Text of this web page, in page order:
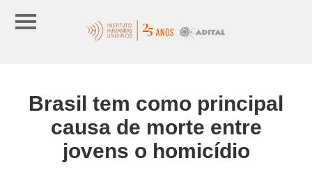
Brasil tem como principal
causa de morte entre
jovens o homicídio